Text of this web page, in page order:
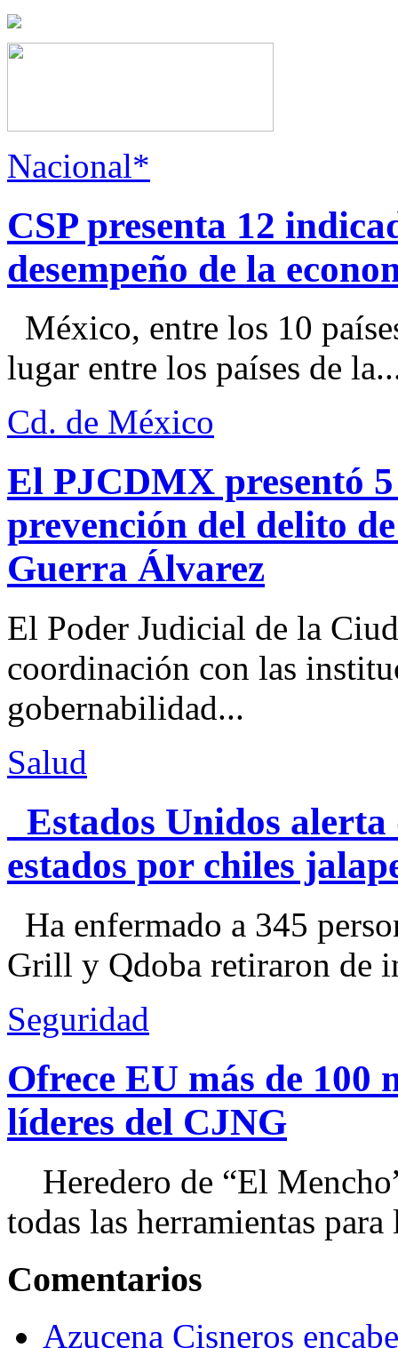
Nacional*
CSP presenta 12
desempeño de la
México, entre los 10
lugar entre los países de
Cd. de México
El PJCDMX presentó
prevención del delito
Guerra Álvarez
El Poder Judicial de la
coordinación con las
gobernabilidad...
Salud
Estados Unidos alerta
estados por chiles
Ha enfermado a 345
Grill y Qdoba retiraron de
Seguridad
Ofrece EU más de 100
líderes del CJNG
Heredero de “El
todas las herramientas
Comentarios
Azucena Cisneros